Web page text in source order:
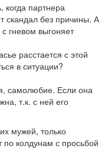
партнера
скандал без причины. А
гневом выгоняет
расстается с этой
в ситуации?
самолюбие. Если она
т.к. с ней его
мужей, только
по колдунам с просьбой